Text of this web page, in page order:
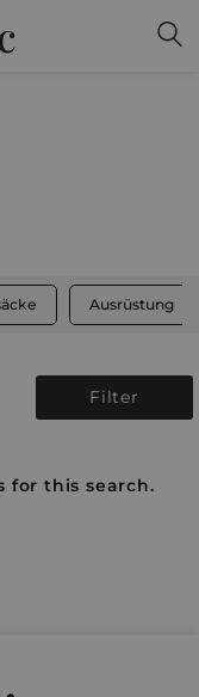
Ausrüstung
Filter
for this search.